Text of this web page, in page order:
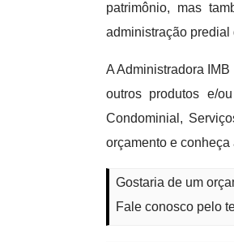
patrimônio, mas
administração predial
A Administradora
outros produtos e/
Condominial,
orçamento e
Gostaria de um
Fale conosco pelo